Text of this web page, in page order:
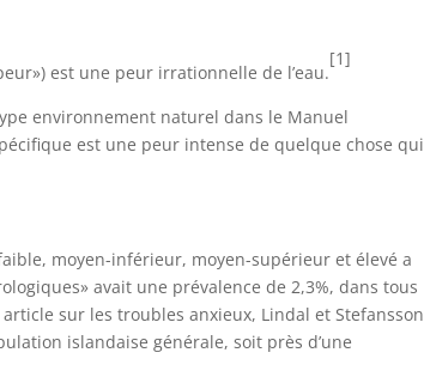
est une peur irrationnelle de l’eau.
[1]
environnement naturel dans le Manuel
est une peur intense de quelque chose qui
moyen-inférieur, moyen-supérieur et élevé a
avait une prévalence de 2,3%, dans tous
article sur les troubles anxieux, Lindal et Stefansson
islandaise générale, soit près d’une